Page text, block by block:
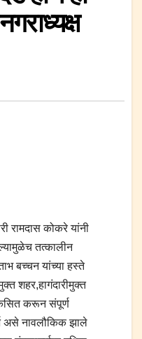
रामदास कोकरे यांनी
तत्कालीन
बच्चन यांच्या हस्ते
शहर,हागंदारीमुक्त
करून संपूर्ण
असे नावलौकिक झाले